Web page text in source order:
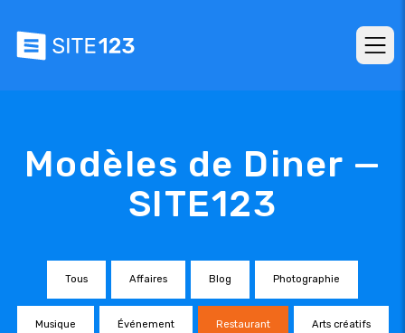
Modèles de Diner —
SITE123
Tous Affaires Blog Photographie
Musique Événement Restaurant Arts créatifs